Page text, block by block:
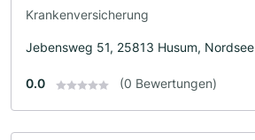
Krankenversicherung
Jebensweg 51, 25813 Husum, Nordsee
0.0 (0 Bewertungen)